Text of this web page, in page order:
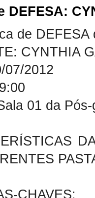
DEFESA:
de
CYNTHIA
07/2012
01 da
CHAVES: